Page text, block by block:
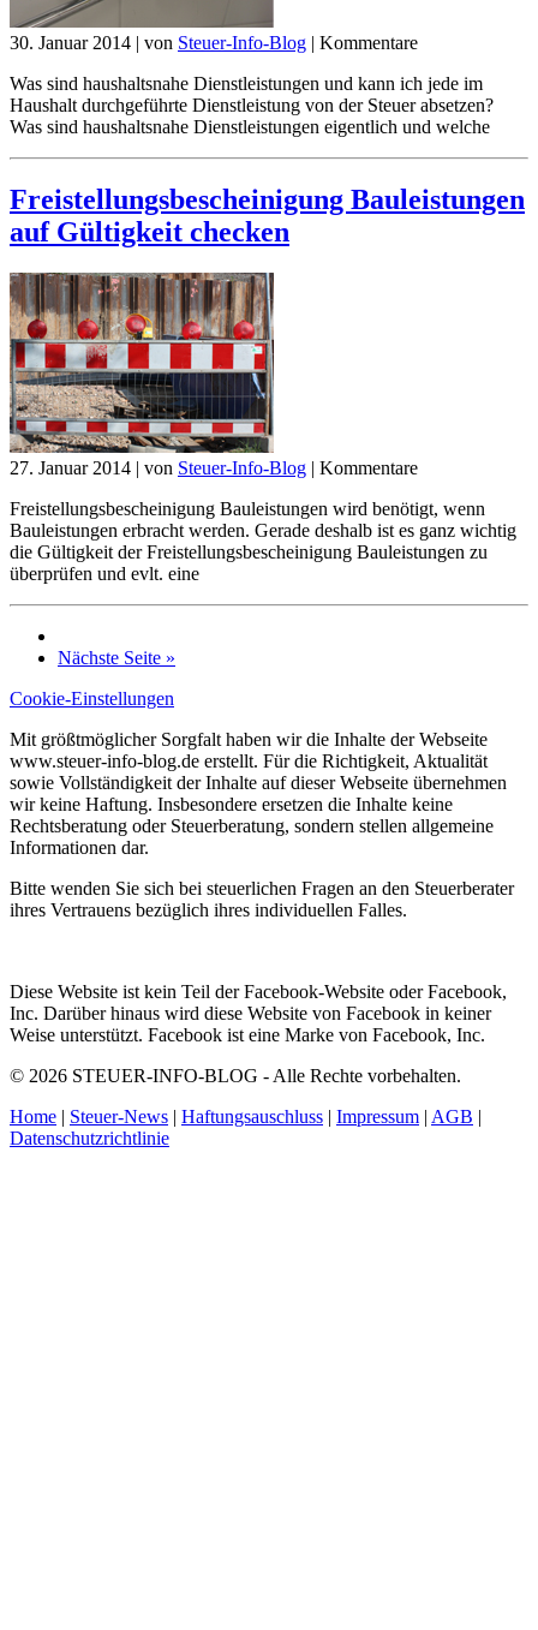
30. Januar 2014 | von Steuer-Info-Blog | Kommentare
Was sind haushaltsnahe Dienstleistungen und kann ich jede im
Haushalt durchgeführte Dienstleistung von der Steuer absetzen?
Was sind haushaltsnahe Dienstleistungen eigentlich und welche
Freistellungsbescheinigung Bauleistungen
auf Gültigkeit checken
27. Januar 2014 | von Steuer-Info-Blog | Kommentare
Freistellungsbescheinigung Bauleistungen wird benötigt, wenn
Bauleistungen erbracht werden. Gerade deshalb ist es ganz wichtig
die Gültigkeit der Freistellungsbescheinigung Bauleistungen zu
überprüfen und evlt. eine
Nächste Seite »
Cookie-Einstellungen
Mit größtmöglicher Sorgfalt haben wir die Inhalte der Webseite
www.steuer-info-blog.de erstellt. Für die Richtigkeit, Aktualität
sowie Vollständigkeit der Inhalte auf dieser Webseite übernehmen
wir keine Haftung. Insbesondere ersetzen die Inhalte keine
Rechtsberatung oder Steuerberatung, sondern stellen allgemeine
Informationen dar.
Bitte wenden Sie sich bei steuerlichen Fragen an den Steuerberater
ihres Vertrauens bezüglich ihres individuellen Falles.
Diese Website ist kein Teil der Facebook-Website oder Facebook,
Inc. Darüber hinaus wird diese Website von Facebook in keiner
Weise unterstützt. Facebook ist eine Marke von Facebook, Inc.
© 2026 STEUER-INFO-BLOG - Alle Rechte vorbehalten.
Home | Steuer-News | Haftungsauschluss | Impressum | AGB |
Datenschutzrichtlinie